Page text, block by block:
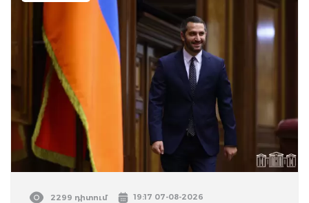
2299 դիտում 19:17 07-08-2026